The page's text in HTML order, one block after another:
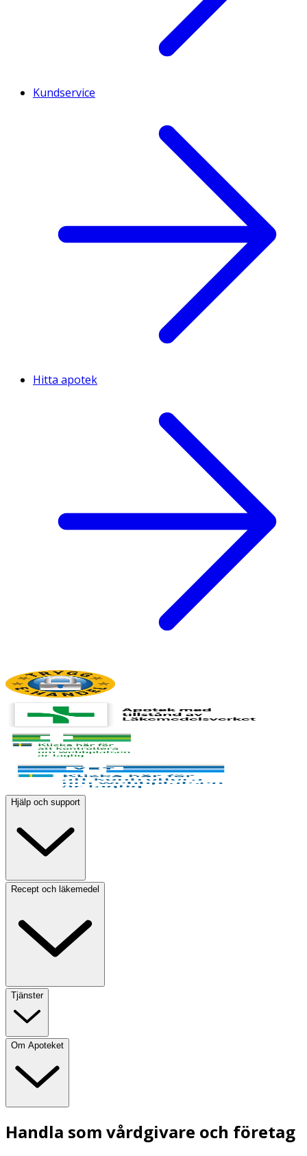
Kundservice
Hitta apotek
Hjälp och support
Recept och läkemedel
Tjänster
Om Apoteket
Handla som vårdgivare och företag